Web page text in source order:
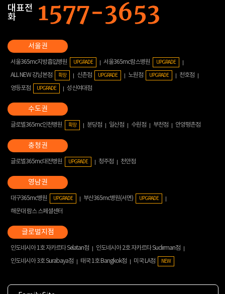
대표전
화
서울365mc지방흡입병원 UPGRADE 서울365mc람스병원 UPGRADE
ALL NEW 강남본점 확장 신촌점 UPGRADE 노원점 UPGRADE
천호점
영등포점
UPGRADE 성신여대점
글로벌365mc인천병원 확장 분당점 일산점 수원점 부천점 안양평촌점
글로벌365mc대전병원 UPGRADE 청주점 천안점
대구365mc병원 UPGRADE 부산365mc병원(서면) UPGRADE
해운대 람스 스페셜센터
인도네시아 1호 자카르타 Selatan점
인도네시아 2호 자카르타 Sudirman점
인도네시아 3호 Surabaya점
태국 1호 Bangkok점 미국 LA점 NEW